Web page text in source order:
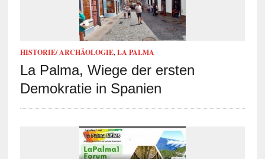
HISTORIE/ ARCHÄOLOGIE, LA PALMA
La Palma, Wiege der ersten
Demokratie in Spanien